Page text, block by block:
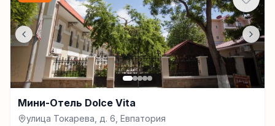
Мини-Отель Dolce Vita
улица Токарева, д. 6, Евпатория